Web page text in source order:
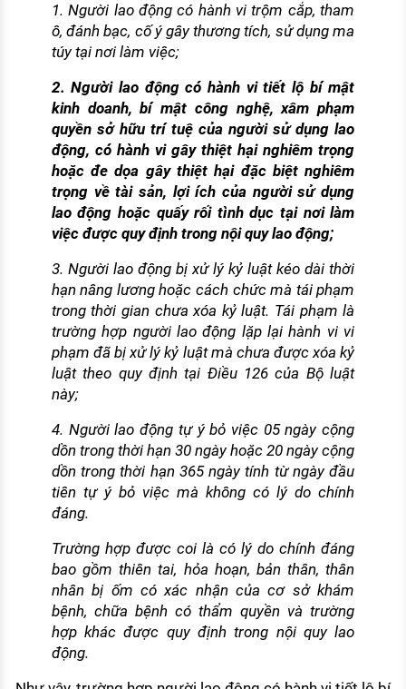
1. Người lao động có hành vi trộm cắp, tham
ô, đánh bạc, cố ý gây thương tích, sử dụng ma
túy tại nơi làm việc;
2. Người lao động có hành vi tiết lộ bí mật
kinh doanh, bí mật công nghệ, xâm phạm
quyền sở hữu trí tuệ của người sử dụng lao
động, có hành vi gây thiệt hại nghiêm trọng
hoặc đe dọa gây thiệt hại đặc biệt nghiêm
trọng về tài sản, lợi ích của người sử dụng
lao động hoặc quấy rối tình dục tại nơi làm
việc được quy định trong nội quy lao động;
3. Người lao động bị xử lý kỷ luật kéo dài thời
hạn nâng lương hoặc cách chức mà tái phạm
trong thời gian chưa xóa kỷ luật. Tái phạm là
trường hợp người lao động lặp lại hành vi vi
phạm đã bị xử lý kỷ luật mà chưa được xóa kỷ
luật theo quy định tại Điều 126 của Bộ luật
này;
4. Người lao động tự ý bỏ việc 05 ngày cộng
dồn trong thời hạn 30 ngày hoặc 20 ngày cộng
dồn trong thời hạn 365 ngày tính từ ngày đầu
tiên tự ý bỏ việc mà không có lý do chính
đáng.
Trường hợp được coi là có lý do chính đáng
bao gồm thiên tai, hỏa hoạn, bản thân, thân
nhân bị ốm có xác nhận của cơ sở khám
bệnh, chữa bệnh có thẩm quyền và trường
hợp khác được quy định trong nội quy lao
động.